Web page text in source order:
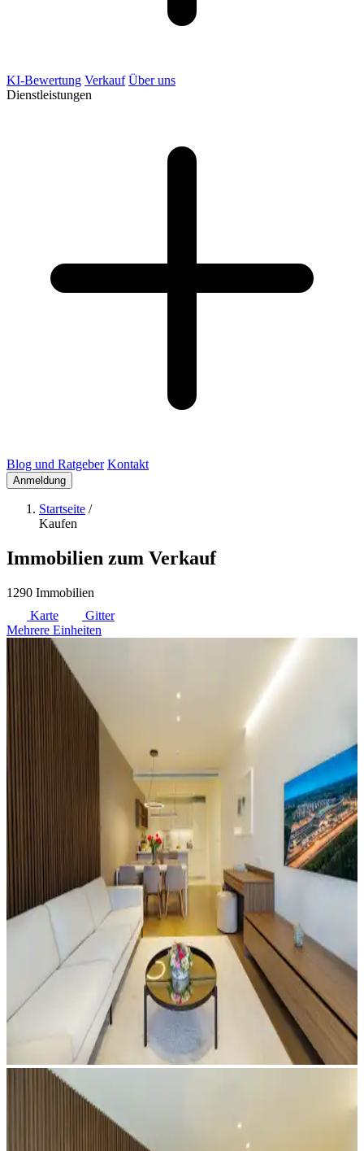
KI-Bewertung Verkauf Über uns
Dienstleistungen
Blog und Ratgeber Kontakt
Anmeldung
Startseite /
Kaufen
Immobilien zum Verkauf
1290 Immobilien
Karte
Gitter
Mehrere Einheiten